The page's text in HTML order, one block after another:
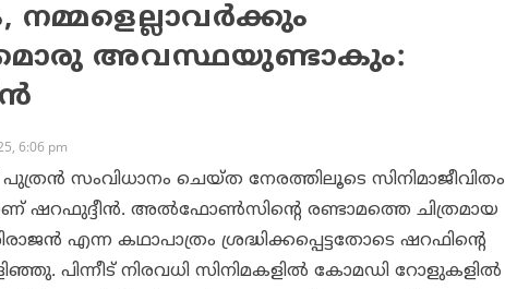
നമ്മളെല്ലാവര്‍ക്കും
അവസ്ഥയുണ്ടാകും:
6:06 pm
സംവിധാനം ചെയ്ത നേരത്തിലൂടെ സിനിമാജീവിതം
ഷറഫുദ്ദീന്‍. അല്‍ഫോണ്‍സിന്റെ രണ്ടാമത്തെ ചിത്രമായ
എന്ന കഥാപാത്രം ശ്രദ്ധിക്കപ്പെട്ടതോടെ ഷറഫിന്റെ
പിന്നീട് നിരവധി സിനിമകളില്‍ കോമഡി റോളുകളില്‍